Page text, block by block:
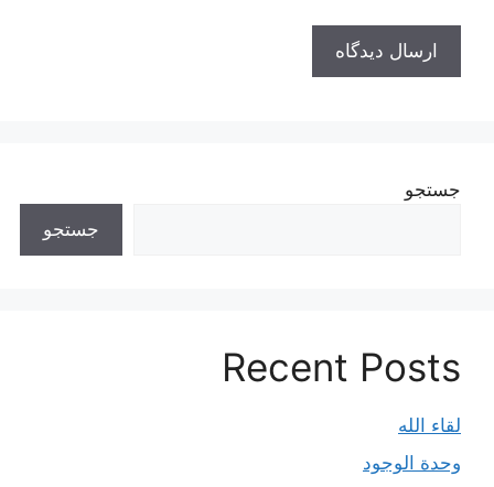
جستجو
جستجو
Recent Posts
لقاء الله
وحدة الوجود